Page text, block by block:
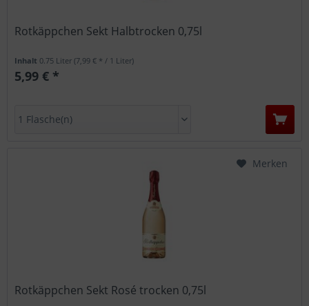
Rotkäppchen Sekt Halbtrocken 0,75l
Inhalt 0.75 Liter(7,99 € * / 1 Liter)
5,99 € *
Rotkäppchen Sekt Rosé trocken 0,75l
Merken